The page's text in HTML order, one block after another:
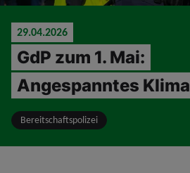
29.04.2026
GdP zum 1. Mai:
Angespanntes Klima
Bereitschaftspolizei